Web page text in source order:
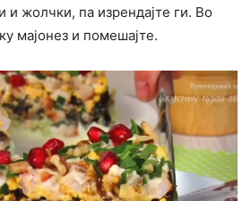
и жолчки, па изрендајте ги. Во
мајонез и помешајте.